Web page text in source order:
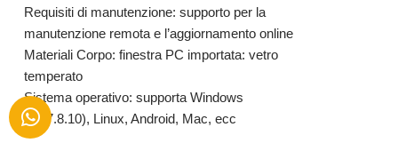
Requisiti di manutenzione: supporto per la
manutenzione remota e l’aggiornamento online
Materiali Corpo: finestra PC importata: vetro
temperato
Sistema operativo: supporta Windows
(xp.7.8.10), Linux, Android, Mac, ecc